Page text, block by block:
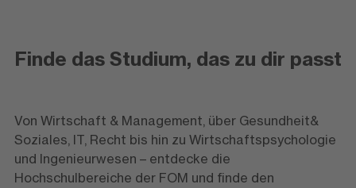
Finde das Studium, das zu dir passt
Von Wirtschaft & Management, über Gesundheit&
Soziales, IT, Recht bis hin zu Wirtschaftspsychologie
und Ingenieurwesen – entdecke die
Hochschulbereiche der FOM und finde den